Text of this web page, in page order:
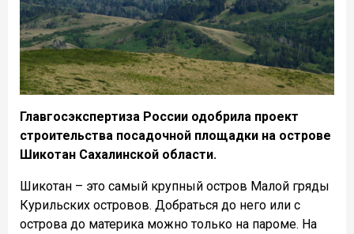
Главгосэкспертиза России одобрила проект
строительства посадочной площадки на острове
Шикотан Сахалинской области.
Шикотан – это самый крупный остров Малой гряды
Курильских островов. Добраться до него или с
острова до материка можно только на пароме. На